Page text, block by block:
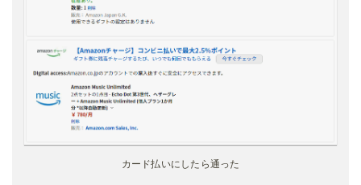
カード払いにしたら通った